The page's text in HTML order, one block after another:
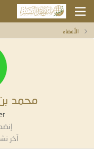
الأعضاء
محمد
آخر